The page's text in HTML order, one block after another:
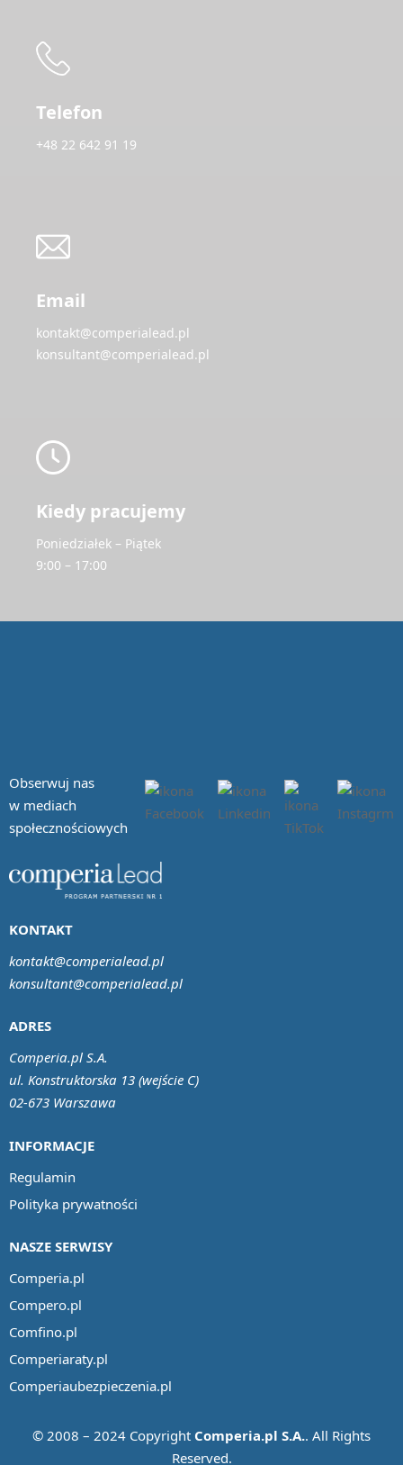
Telefon
+48 22 642 91 19
Email
kontakt@comperialead.pl
konsultant@comperialead.pl
Kiedy pracujemy
Poniedziałek – Piątek
9:00 – 17:00
Obserwuj nas
w mediach
społecznościowych
INFORMACJE
Regulamin
Polityka prywatności
NASZE SERWISY
Comperia.pl
Compero.pl
Comfino.pl
Comperiaraty.pl
Comperiaubezpieczenia.pl
ADRES
Comperia.pl S.A.
ul. Konstruktorska 13 (wejście C)
02-673 Warszawa
KONTAKT
kontakt@comperialead.pl
konsultant@comperialead.pl
© 2008 – 2024 Copyright Comperia.pl S.A.. All Rights
Reserved.